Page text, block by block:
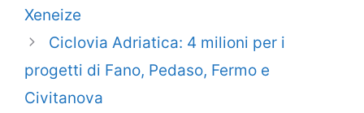
Xeneize
Ciclovia Adriatica: 4 milioni per i
progetti di Fano, Pedaso, Fermo e
Civitanova